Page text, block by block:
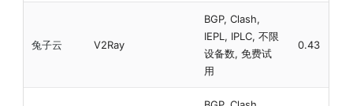
兔子云 V2Ray
BGP, Clash,
IEPL, IPLC, 不限
设备数, 免费试
用
0.43